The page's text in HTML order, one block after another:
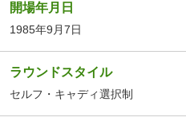
開場年月日
1985年9月7日
ラウンドスタイル
セルフ・キャディ選択制